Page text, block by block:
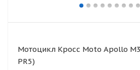
Мотоцикл Кросс Moto Apollo
PR5)